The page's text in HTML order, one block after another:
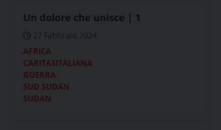
Un dolore che unisce | 1
27 Febbraio 2024
AFRICA
CARITASITALIANA
GUERRA
SUD SUDAN
SUDAN